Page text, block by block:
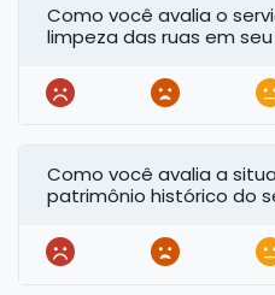
Como você avalia o
limpeza das ruas em
Como você avalia a
patrimônio histórico do